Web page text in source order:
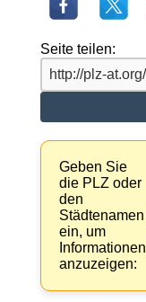
Seite teilen:
Geben Sie
die PLZ oder
den
Städtenamen
ein, um
Informationen
anzuzeigen: